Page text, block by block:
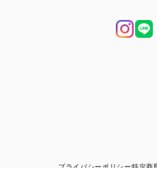
プライバシーポリシー特定商